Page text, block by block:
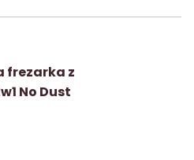
frezarka z
No Dust